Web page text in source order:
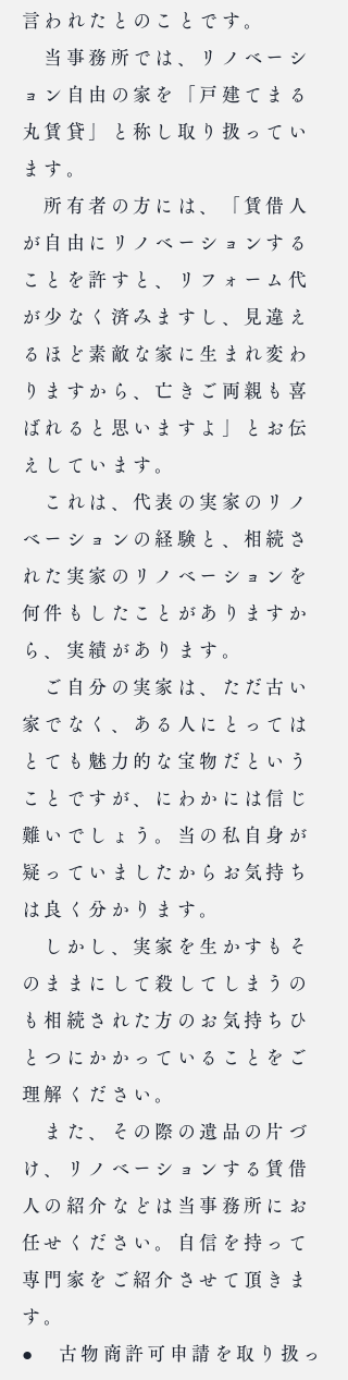
言われたとのことです。
当事務所では、リノベーシ
ョン自由の家を「戸建てまる
丸賃貸」と称し取り扱ってい
ます。
所有者の方には、「賃借人
が自由にリノベーションする
ことを許すと、リフォーム代
が少なく済みますし、見違え
るほど素敵な家に生まれ変わ
りますから、亡きご両親も喜
ばれると思いますよ」とお伝
えしています。
これは、代表の実家のリノ
ベーションの経験と、相続さ
れた実家のリノベーションを
何件もしたことがありますか
ら、実績があります。
ご自分の実家は、ただ古い
家でなく、ある人にとっては
とても魅力的な宝物だという
ことですが、にわかには信じ
難いでしょう。当の私自身が
疑っていましたからお気持ち
は良く分かります。
しかし、実家を生かすもそ
のままにして殺してしまうの
も相続された方のお気持ちひ
とつにかかっていることをご
理解ください。
​ また、その際の遺品の片づ
け、リノベーションする賃借
人の紹介などは当事務所にお
任せください。自信を持って
専門家をご紹介させて頂きま
す。
● 古物商許可申請を取り扱っ